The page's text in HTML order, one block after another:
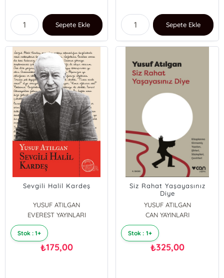
Sepete Ekle Sepete Ekle
Sevgili Halil Kardeş
YUSUF ATILGAN
EVEREST YAYINLARI
Stok : 1+
₺175,00
Siz Rahat Yaşayasınız
Diye
YUSUF ATILGAN
CAN YAYINLARI
Stok : 1+
₺325,00